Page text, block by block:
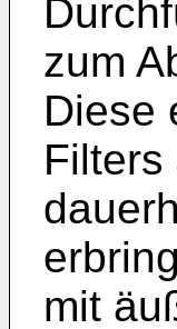
zum
Diese
mit